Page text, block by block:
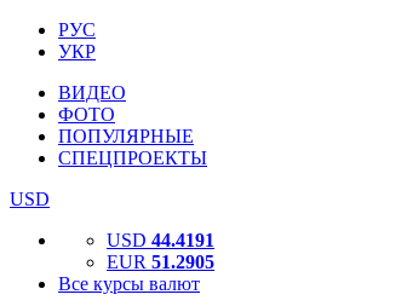
РУС
УКР
ВИДЕО
ФОТО
ПОПУЛЯРНЫЕ
СПЕЦПРОЕКТЫ
USD
USD 44.4191
EUR 51.2905
Все курсы валют